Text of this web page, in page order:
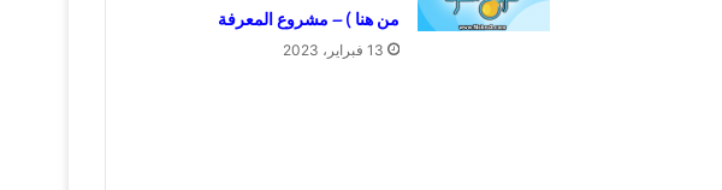
من هنا ) – مشروع المعرفة
13 فبراير، 2023